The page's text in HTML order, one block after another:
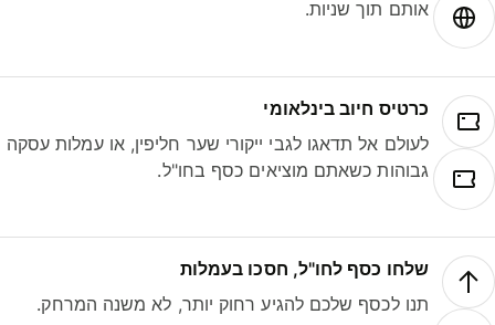
אותם תוך שניות.
כרטיס חיוב בינלאומי
לעולם אל תדאגו לגבי ייקורי שער חליפין, או עמלות עסקה
גבוהות כשאתם מוציאים כסף בחו"ל.
שלחו כסף לחו"ל, חסכו בעמלות
תנו לכסף שלכם להגיע רחוק יותר, לא משנה המרחק.